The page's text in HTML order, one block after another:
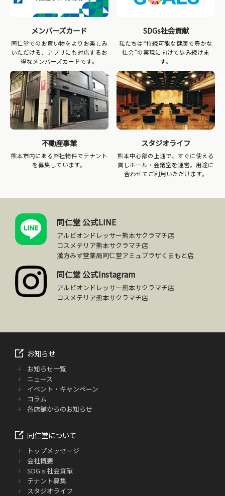
メンバーズカード
同仁堂でのお買い物をよりお楽しみ
いただける、アプリにも対応するお
得なメンバーズカードです。
SDGs社会貢献
私たちは“持続可能な健康で豊かな
社会”の実現に向けて歩み続けま
す。
不動産事業
熊本市内にある弊社物件でテナント
を募集しています。
スタジオライフ
熊本中心部の上通で、すぐに使える
貸しホール・会議室を運営。用途に
合わせてご利用いただけます。
同仁堂 公式LINE
アルビオンドレッサー熊本サクラマチ店
コスメテリア熊本サクラマチ店
漢方みず堂薬局同仁堂アミュプラザくまもと店
同仁堂 公式Instagram
アルビオンドレッサー熊本サクラマチ店
コスメテリア熊本サクラマチ店
お知らせ
お知らせ一覧
ニュース
イベント・キャンペーン
コラム
各店舗からのお知らせ
同仁堂について
トップメッセージ
会社概要
SDGｓ社会貢献
テナント募集
スタジオライフ